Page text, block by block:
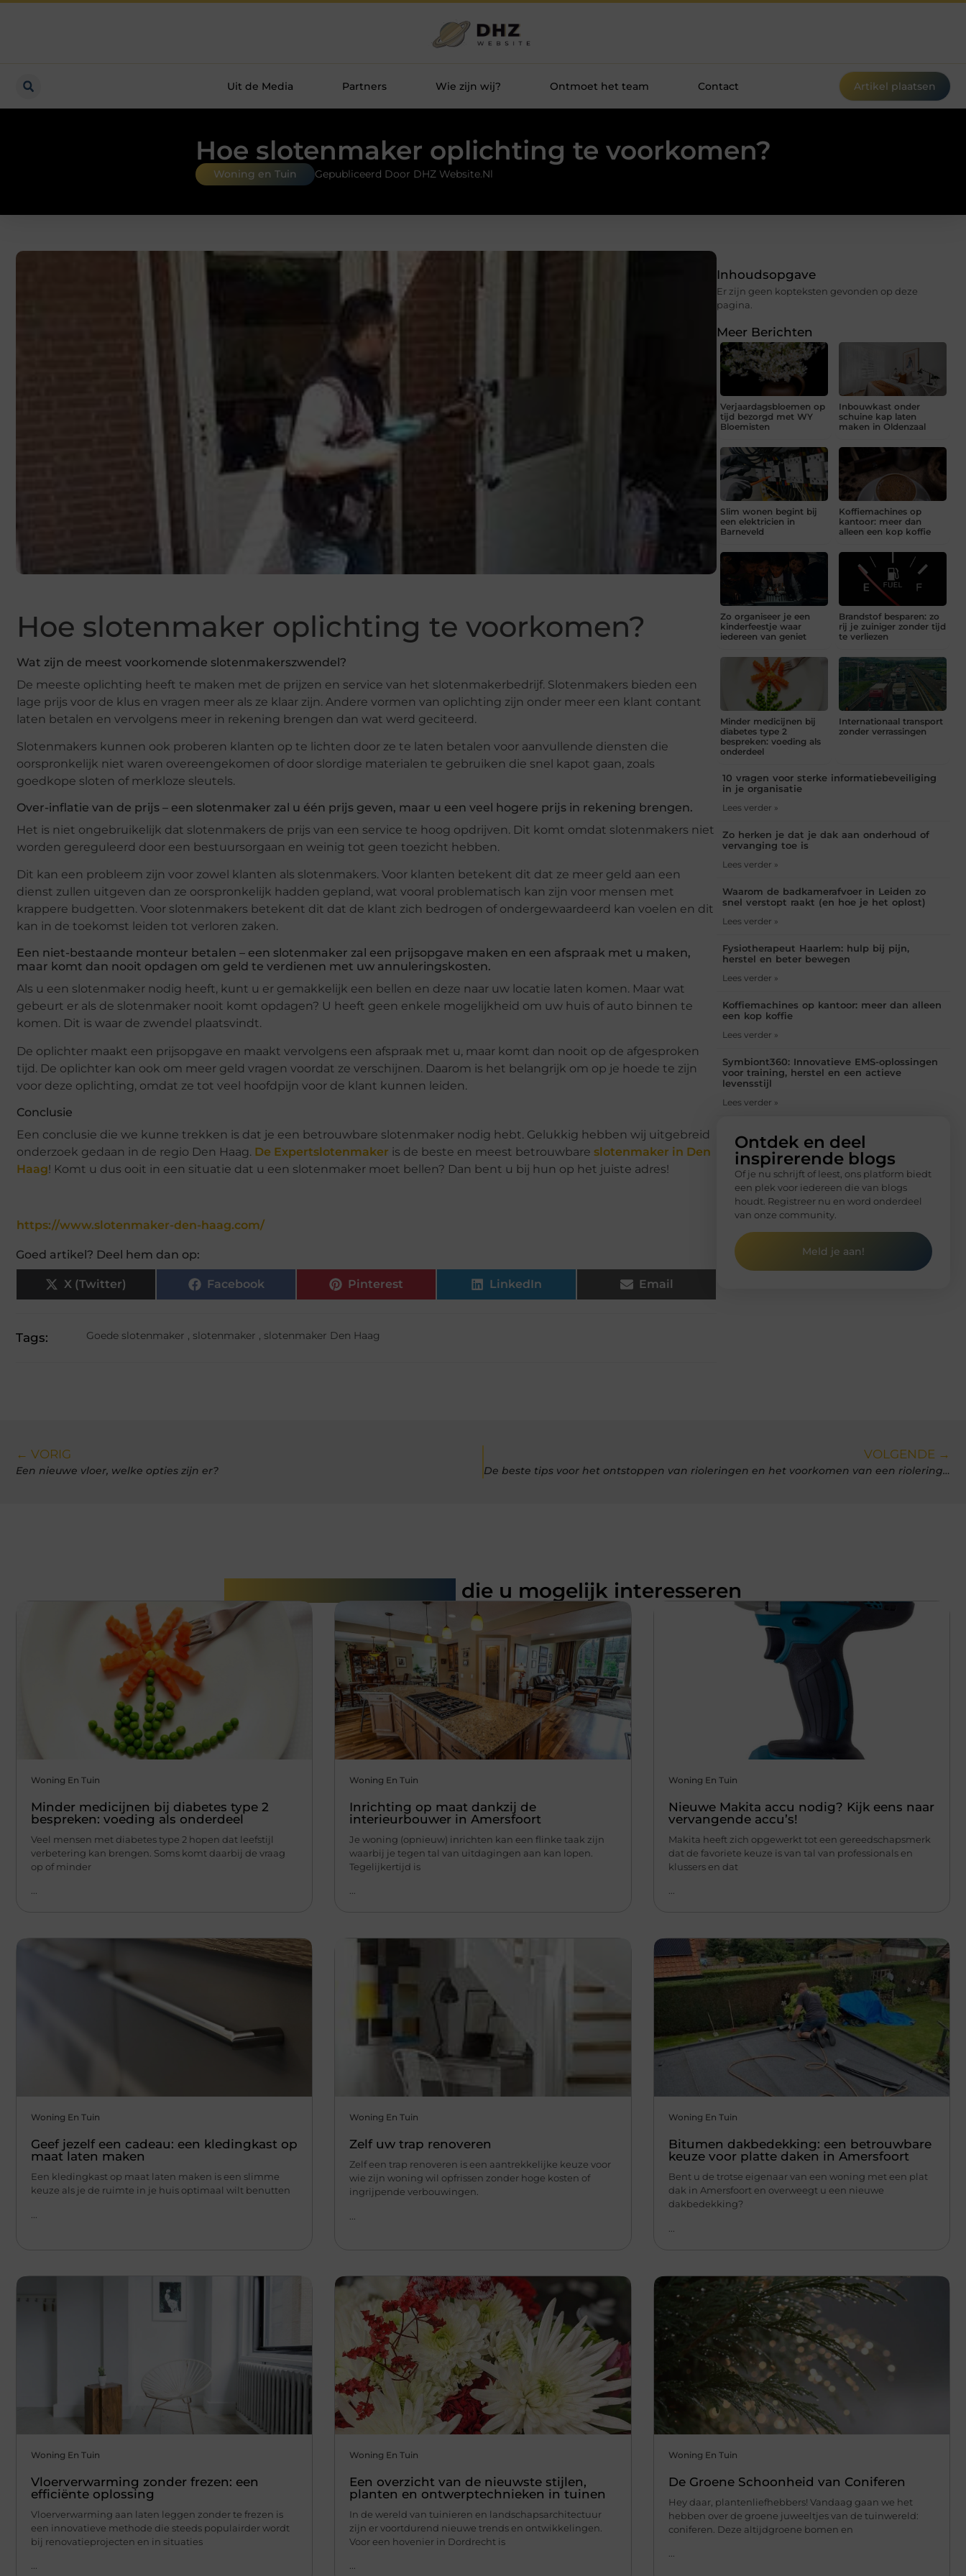
Uit de Media Partners Wie zijn wij? Ontmoet het team Contact Artikel plaatsen
Hoe slotenmaker oplichting te voorkomen?
Woning en Tuin Gepubliceerd Door DHZ Website.nl
Hoe slotenmaker oplichting te voorkomen?
Wat zijn de meest voorkomende slotenmakerszwendel?
De meeste oplichting heeft te maken met de prijzen en service van het slotenmakerbedrijf. Slotenmakers bieden een
lage prijs voor de klus en vragen meer als ze klaar zijn. Andere vormen van oplichting zijn onder meer een klant contant
laten betalen en vervolgens meer in rekening brengen dan wat werd geciteerd.
Slotenmakers kunnen ook proberen klanten op te lichten door ze te laten betalen voor aanvullende diensten die
oorspronkelijk niet waren overeengekomen of door slordige materialen te gebruiken die snel kapot gaan, zoals
goedkope sloten of merkloze sleutels.
Over-inflatie van de prijs – een slotenmaker zal u één prijs geven, maar u een veel hogere prijs in rekening brengen.
Het is niet ongebruikelijk dat slotenmakers de prijs van een service te hoog opdrijven. Dit komt omdat slotenmakers niet
worden gereguleerd door een bestuursorgaan en weinig tot geen toezicht hebben.
Dit kan een probleem zijn voor zowel klanten als slotenmakers. Voor klanten betekent dit dat ze meer geld aan een
dienst zullen uitgeven dan ze oorspronkelijk hadden gepland, wat vooral problematisch kan zijn voor mensen met
krappere budgetten. Voor slotenmakers betekent dit dat de klant zich bedrogen of ondergewaardeerd kan voelen en dit
kan in de toekomst leiden tot verloren zaken.
Een niet-bestaande monteur betalen – een slotenmaker zal een prijsopgave maken en een afspraak met u maken,
maar komt dan nooit opdagen om geld te verdienen met uw annuleringskosten.
Als u een slotenmaker nodig heeft, kunt u er gemakkelijk een bellen en deze naar uw locatie laten komen. Maar wat
gebeurt er als de slotenmaker nooit komt opdagen? U heeft geen enkele mogelijkheid om uw huis of auto binnen te
komen. Dit is waar de zwendel plaatsvindt.
De oplichter maakt een prijsopgave en maakt vervolgens een afspraak met u, maar komt dan nooit op de afgesproken
tijd. De oplichter kan ook om meer geld vragen voordat ze verschijnen. Daarom is het belangrijk om op je hoede te zijn
voor deze oplichting, omdat ze tot veel hoofdpijn voor de klant kunnen leiden.
Conclusie
Een conclusie die we kunne trekken is dat je een betrouwbare slotenmaker nodig hebt. Gelukkig hebben wij uitgebreid
onderzoek gedaan in de regio Den Haag. De Expertslotenmaker is de beste en meest betrouwbare slotenmaker in Den
Haag! Komt u dus ooit in een situatie dat u een slotenmaker moet bellen? Dan bent u bij hun op het juiste adres!
https://www.slotenmaker-den-haag.com/
Goed artikel? Deel hem dan op:
X (Twitter) Facebook Pinterest LinkedIn Email
Tags: Goede slotenmaker , slotenmaker , slotenmaker Den Haag
Inhoudsopgave
Er zijn geen kopteksten gevonden op deze
pagina.
Meer Berichten
Verjaardagsbloemen op
tijd bezorgd met WY
Bloemisten
Inbouwkast onder
schuine kap laten
maken in Oldenzaal
Slim wonen begint bij
een elektricien in
Barneveld
Koffiemachines op
kantoor: meer dan
alleen een kop koffie
Zo organiseer je een
kinderfeestje waar
iedereen van geniet
Brandstof besparen: zo
rij je zuiniger zonder tijd
te verliezen
Minder medicijnen bij
diabetes type 2
bespreken: voeding als
onderdeel
Internationaal transport
zonder verrassingen
10 vragen voor sterke informatiebeveiliging
in je organisatie
Lees verder »
Zo herken je dat je dak aan onderhoud of
vervanging toe is
Lees verder »
Waarom de badkamerafvoer in Leiden zo
snel verstopt raakt (en hoe je het oplost)
Lees verder »
Fysiotherapeut Haarlem: hulp bij pijn,
herstel en beter bewegen
Lees verder »
Koffiemachines op kantoor: meer dan alleen
een kop koffie
Lees verder »
Symbiont360: Innovatieve EMS-oplossingen
voor training, herstel en een actieve
levensstijl
Lees verder »
Ontdek en deel
inspirerende blogs
Of je nu schrijft of leest, ons platform biedt
een plek voor iedereen die van blogs
houdt. Registreer nu en word onderdeel
van onze community.
Meld je aan!
← VORIG
Een nieuwe vloer, welke opties zijn er?
VOLGENDE →
De beste tips voor het ontstoppen van rioleringen en het voorkomen van een rioleringsback-up
die u mogelijk interesseren
Woning En Tuin
Minder medicijnen bij diabetes type 2
bespreken: voeding als onderdeel
Veel mensen met diabetes type 2 hopen dat leefstijl
verbetering kan brengen. Soms komt daarbij de vraag
op of minder
...
Woning En Tuin
Inrichting op maat dankzij de
interieurbouwer in Amersfoort
Je woning (opnieuw) inrichten kan een flinke taak zijn
waarbij je tegen tal van uitdagingen aan kan lopen.
Tegelijkertijd is
...
Woning En Tuin
Nieuwe Makita accu nodig? Kijk eens naar
vervangende accu’s!
Makita heeft zich opgewerkt tot een gereedschapsmerk
dat de favoriete keuze is van tal van professionals en
klussers en dat
...
Woning En Tuin
Geef jezelf een cadeau: een kledingkast op
maat laten maken
Een kledingkast op maat laten maken is een slimme
keuze als je de ruimte in je huis optimaal wilt benutten
Woning En Tuin
Zelf uw trap renoveren
Zelf een trap renoveren is een aantrekkelijke keuze voor
wie zijn woning wil opfrissen zonder hoge kosten of
ingrijpende verbouwingen.
Woning En Tuin
Bitumen dakbedekking: een betrouwbare
keuze voor platte daken in Amersfoort
Bent u de trotse eigenaar van een woning met een plat
dak in Amersfoort en overweegt u een nieuwe
dakbedekking?
Woning En Tuin
Vloerverwarming zonder frezen: een
efficiënte oplossing
Vloerverwarming aan laten leggen zonder te frezen is
een innovatieve methode die steeds populairder wordt
bij renovatieprojecten en in situaties
Woning En Tuin
Een overzicht van de nieuwste stijlen,
planten en ontwerptechnieken in tuinen
In de wereld van tuinieren en landschapsarchitectuur
zijn er voortdurend nieuwe trends en ontwikkelingen.
Voor een hovenier in Dordrecht is
Woning En Tuin
De Groene Schoonheid van Coniferen
Hey daar, plantenliefhebbers! Vandaag gaan we het
hebben over de groene juweeltjes van de tuinwereld:
coniferen. Deze altijdgroene bomen en